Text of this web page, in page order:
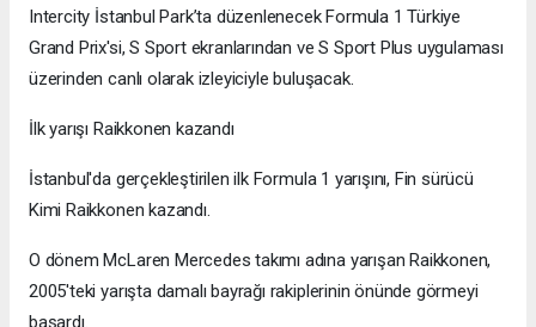
Intercity İstanbul Park’ta düzenlenecek Formula 1 Türkiye
Grand Prix'si, S Sport ekranlarından ve S Sport Plus uygulaması
üzerinden canlı olarak izleyiciyle buluşacak.
İlk yarışı Raikkonen kazandı
İstanbul'da gerçekleştirilen ilk Formula 1 yarışını, Fin sürücü
Kimi Raikkonen kazandı.
O dönem McLaren Mercedes takımı adına yarışan Raikkonen,
2005'teki yarışta damalı bayrağı rakiplerinin önünde görmeyi
başardı.